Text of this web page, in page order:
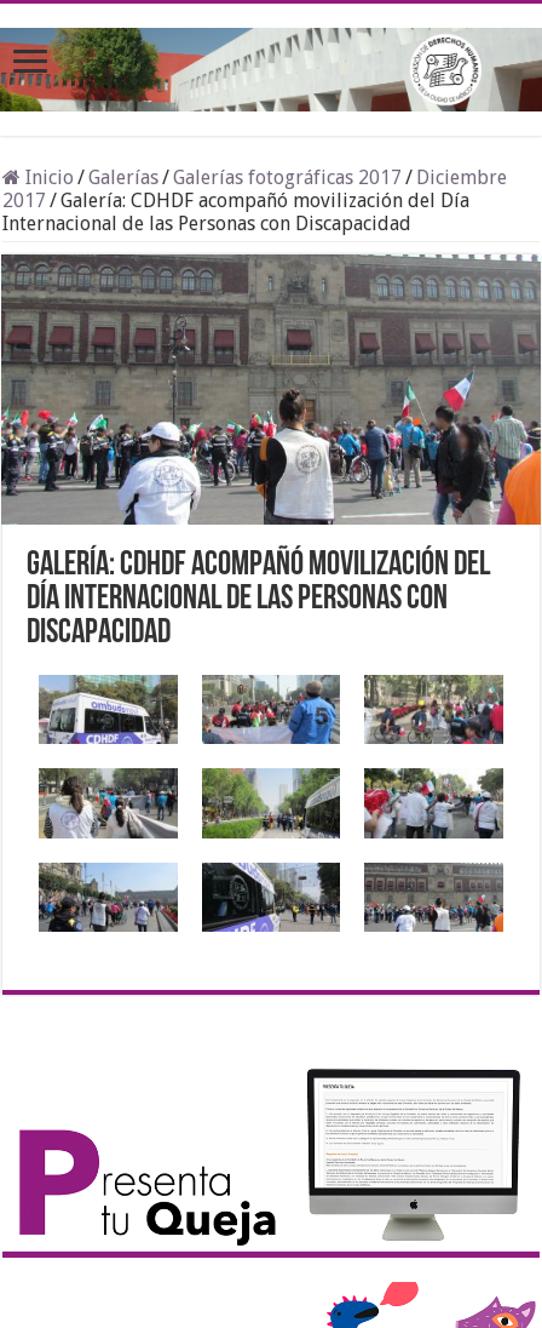
Inicio /Galerías/Galerías fotográficas 2017 / Diciembre
2017 /Galería: CDHDF acompañó movilización del Día
Internacional de las Personas con Discapacidad
Galería: CDHDF acompañó movilización del
Día Internacional de las Personas con
Discapacidad